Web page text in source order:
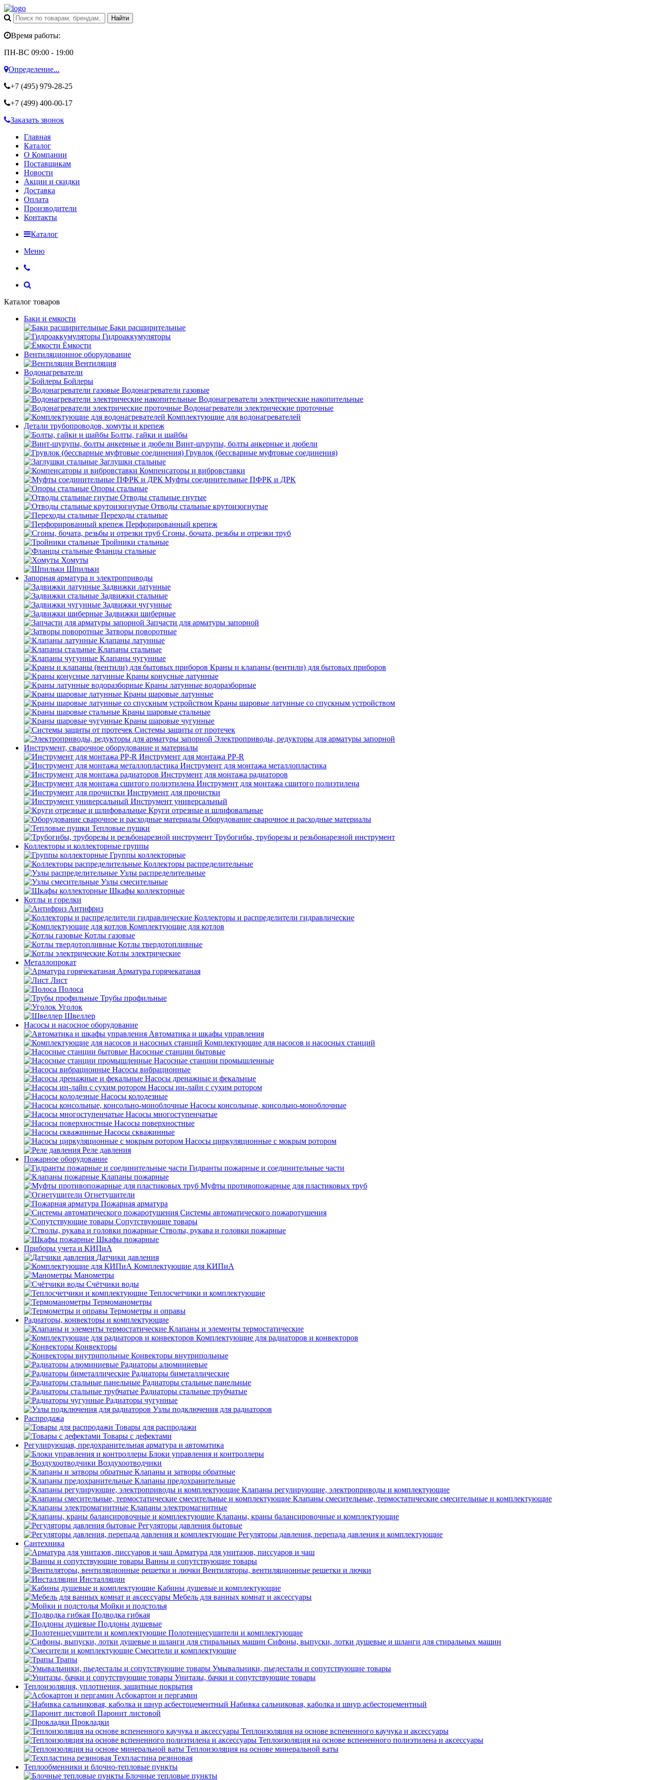
Время работы:
ПН-ВС 09:00 - 19:00
Определение...
+7 (495) 979-28-25
+7 (499) 400-00-17
Заказать звонок
Главная
Каталог
О Компании
Поставщикам
Новости
Акции и скидки
Доставка
Оплата
Производители
Контакты
Каталог
Меню
Каталог товаров
Баки и емкости
Баки расширительные
Гидроаккумуляторы
Ёмкости
Вентиляционное оборудование
Вентиляция
Водонагреватели
Бойлеры
Водонагреватели газовые
Водонагреватели электрические накопительные
Водонагреватели электрические проточные
Комплектующие для водонагревателей
Детали трубопроводов, хомуты и крепеж
Болты, гайки и шайбы
Винт-шурупы, болты анкерные и дюбели
Грувлок (бессварные муфтовые соединения)
Заглушки стальные
Компенсаторы и вибровставки
Муфты соединительные ПФРК и ДРК
Опоры стальные
Отводы стальные гнутые
Отводы стальные крутоизогнутые
Переходы стальные
Перфорированный крепеж
Сгоны, бочата, резьбы и отрезки труб
Тройники стальные
Фланцы стальные
Хомуты
Шпильки
Запорная арматура и электроприводы
Задвижки латунные
Задвижки стальные
Задвижки чугунные
Задвижки шиберные
Запчасти для арматуры запорной
Затворы поворотные
Клапаны латунные
Клапаны стальные
Клапаны чугунные
Краны и клапаны (вентили) для бытовых приборов
Краны конусные латунные
Краны латунные водоразборные
Краны шаровые латунные
Краны шаровые латунные со спускным устройством
Краны шаровые стальные
Краны шаровые чугунные
Системы защиты от протечек
Электроприводы, редукторы для арматуры запорной
Инструмент, сварочное оборудование и материалы
Инструмент для монтажа PP-R
Инструмент для монтажа металлопластика
Инструмент для монтажа радиаторов
Инструмент для монтажа сшитого полиэтилена
Инструмент для прочистки
Инструмент универсальный
Круги отрезные и шлифовальные
Оборудование сварочное и расходные материалы
Тепловые пушки
Трубогибы, труборезы и резьбонарезной инструмент
Коллекторы и коллекторные группы
Группы коллекторные
Коллекторы распределительные
Узлы распределительные
Узлы смесительные
Шкафы коллекторные
Котлы и горелки
Антифриз
Коллекторы и распределители гидравлические
Комплектующие для котлов
Котлы газовые
Котлы твердотопливные
Котлы электрические
Металлопрокат
Арматура горячекатаная
Лист
Полоса
Трубы профильные
Уголок
Швеллер
Насосы и насосное оборудование
Автоматика и шкафы управления
Комплектующие для насосов и насосных станций
Насосные станции бытовые
Насосные станции промышленные
Насосы вибрационные
Насосы дренажные и фекальные
Насосы ин-лайн с сухим ротором
Насосы колодезные
Насосы консольные, консольно-моноблочные
Насосы многоступенчатые
Насосы поверхностные
Насосы скважинные
Насосы циркуляционные с мокрым ротором
Реле давления
Пожарное оборудование
Гидранты пожарные и соединительные части
Клапаны пожарные
Муфты противопожарные для пластиковых труб
Огнетушители
Пожарная арматура
Системы автоматического пожаротушения
Сопутствующие товары
Стволы, рукава и головки пожарные
Шкафы пожарные
Приборы учета и КИПиА
Датчики давления
Комплектующие для КИПиА
Манометры
Счётчики воды
Теплосчетчики и комплектующие
Термоманометры
Термометры и оправы
Радиаторы, конвекторы и комплектующие
Клапаны и элементы термостатические
Комплектующие для радиаторов и конвекторов
Конвекторы
Конвекторы внутрипольные
Радиаторы алюминиевые
Радиаторы биметаллические
Радиаторы стальные панельные
Радиаторы стальные трубчатые
Радиаторы чугунные
Узлы подключения для радиаторов
Распродажа
Товары для распродажи
Товары с дефектами
Регулирующая, предохранительная арматура и автоматика
Блоки управления и контроллеры
Воздухоотводчики
Клапаны и затворы обратные
Клапаны предохранительные
Клапаны регулирующие, электроприводы и комплектующие
Клапаны смесительные, термостатические смесительные и комплектующие
Клапаны электромагнитные
Клапаны, краны балансировочные и комплектующие
Регуляторы давления бытовые
Регуляторы давления, перепада давления и комплектующие
Сантехника
Арматура для унитазов, писсуаров и чаш
Ванны и сопутствующие товары
Вентиляторы, вентиляционные решетки и лючки
Инсталляции
Кабины душевые и комплектующие
Мебель для ванных комнат и аксессуары
Мойки и подстолья
Подводка гибкая
Поддоны душевые
Полотенцесушители и комплектующие
Сифоны, выпуски, лотки душевые и шланги для стиральных машин
Смесители и комплектующие
Трапы
Умывальники, пьедесталы и сопутствующие товары
Унитазы, бачки и сопутствующие товары
Теплоизоляция, уплотнения, защитные покрытия
Асбокартон и пергамин
Набивка сальниковая, каболка и шнур асбестоцементный
Паронит листовой
Прокладки
Теплоизоляция на основе вспененного каучука и аксессуары
Теплоизоляция на основе вспененного полиэтилена и аксессуары
Теплоизоляция на основе минеральной ваты
Техпластина резиновая
Теплообменники и блочно-тепловые пункты
Блочные тепловые пункты